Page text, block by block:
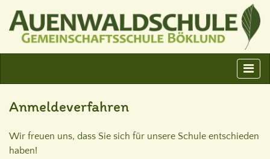
Anmeldeverfahren
Wir freuen uns, dass Sie sich für unsere Schule entschieden
haben!